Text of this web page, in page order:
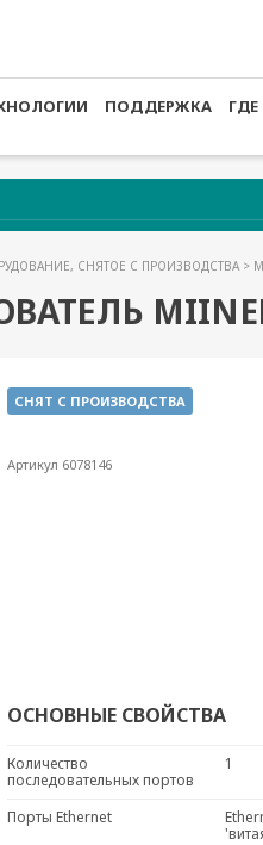
ПОДДЕРЖКА
СНЯТОЕ С ПРОИЗВОДСТВА >
СНЯТ С ПРОИЗВОДСТВА
Артикул 6078146
ОСНОВНЫЕ СВОЙСТВА
Количество
последовательных портов
1
Порты Ethernet